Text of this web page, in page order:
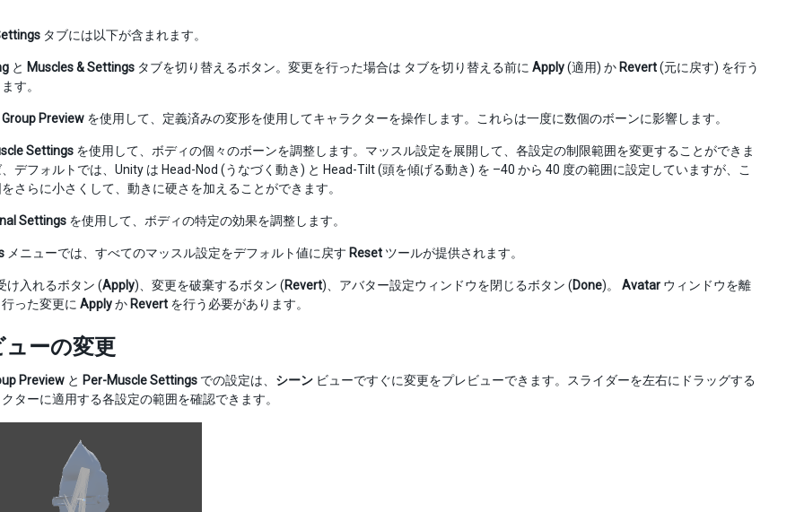
タブには以下が含まれます。
と Muscles & Settings タブを切り替えるボタン。変更を行った場合は タブを切り替える前に Apply(適用) か Revert(元に戻す) を行う
す。
Preview を使用して、定義済みの変形を使用してキャラクターを操作します。これらは一度に数個のボーンに影響します。
Settings を使用して、ボディの個々のボーンを調整します。マッスル設定を展開して、各設定の制限範囲を変更することができま
デフォルトでは、Unity は Head-Nod (うなづく動き) と Head-Tilt (頭を傾げる動き) を –40 から 40 度の範囲に設定していますが、こ
さらに小さくして、動きに硬さを加えることができます。
Settings を使用して、ボディの特定の効果を調整します。
メニューでは、すべてのマッスル設定をデフォルト値に戻す Reset ツールが提供されます。
け入れるボタン (Apply)、変更を破棄するボタン (Revert)、アバター設定ウィンドウを閉じるボタン (Done)。 Avatar ウィンドウを離
った変更に Applyか Revert を行う必要があります。
ーの変更
Preview と Per-Muscle Settings での設定は、 シーン ビューですぐに変更をプレビューできます。スライダーを左右にドラッグする
ターに適用する各設定の範囲を確認できます。